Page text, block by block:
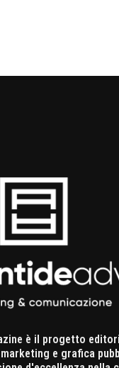
è il progetto
marketing e grafica